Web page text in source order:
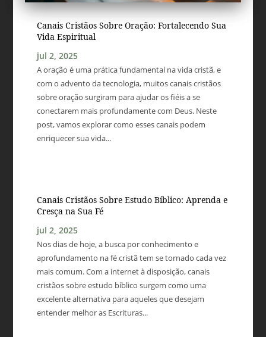
Canais Cristãos Sobre Oração: Fortalecendo Sua
Vida Espiritual
jul 2, 2025
A oração é uma prática fundamental na vida cristã, e
com o advento da tecnologia, muitos canais cristãos
sobre oração surgiram para ajudar os fiéis a se
conectarem mais profundamente com Deus. Neste
post, vamos explorar como esses canais podem
enriquecer sua vida...
Canais Cristãos Sobre Estudo Bíblico: Aprenda e
Cresça na Sua Fé
jul 2, 2025
Nos dias de hoje, a busca por conhecimento e
aprofundamento na fé cristã tem se tornado cada vez
mais comum. Com a internet à disposição, canais
cristãos sobre estudo bíblico surgem como uma
excelente alternativa para aqueles que desejam
entender melhor as Escrituras...